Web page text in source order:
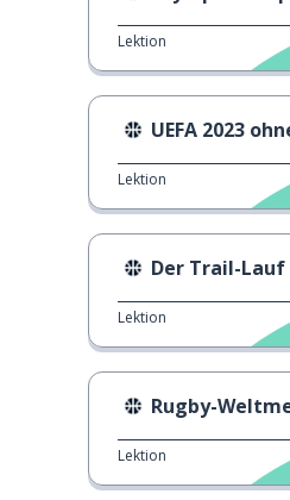
Lektion
UEFA 2023
Lektion
Der Trail-Lauf
Lektion
Rugby-
Lektion